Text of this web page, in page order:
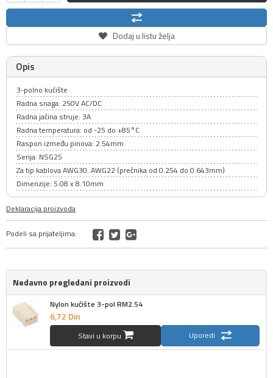
Dodaj u listu želja
Opis
3-polno kućište
Radna snaga: 250V AC/DC
Radna jačina struje: 3A
Radna temperatura: od -25 do +85°C
Raspon između pinova: 2.54mm
Serija: NSG25
Za tip kablova AWG30..AWG22 (prečnika od 0.254 do 0.643mm)
Dimenzije: 5.08 x 8.10mm
Deklaracija proizvoda
Podeli sa prijateljima:
Nedavno pregledani proizvodi
Nylon kućište 3-pol RM2.54
6,72 Din
Stavi u korpu Uporedi